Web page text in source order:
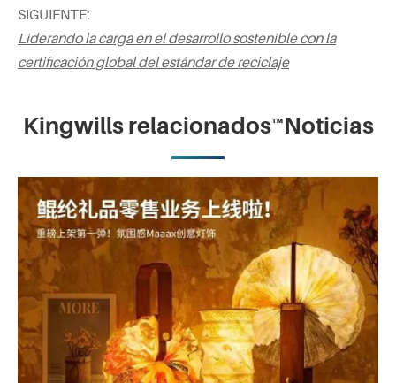
SIGUIENTE:
Liderando la carga en el desarrollo sostenible con la
certificación global del estándar de reciclaje
Kingwills relacionados™Noticias